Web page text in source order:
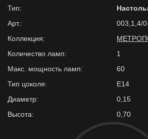
Тип:
Арт.:
003,1,4/
Коллекция:
Количество ламп:
1
Макс. мощность ламп:
60
Тип цоколя:
Е14
Диаметр:
0,15
Высота:
0,70